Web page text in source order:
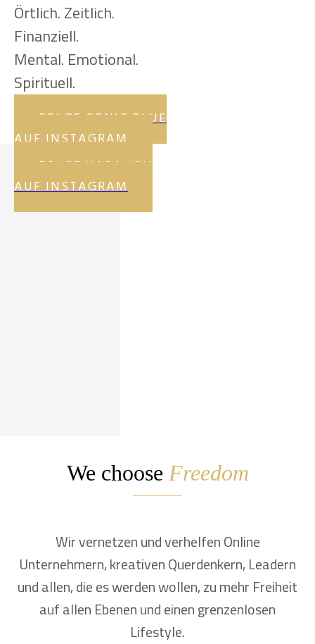
Örtlich. Zeitlich.
Finanziell.
Mental. Emotional.
Spirituell.
FOLGE SONIC BLUE
AUF INSTAGRAM
FOLGE YARA JOY
AUF INSTAGRAM
We choose Freedom
Wir vernetzen und verhelfen Online
Unternehmern, kreativen Querdenkern, Leadern
und allen, die es werden wollen, zu mehr Freiheit
auf allen Ebenen und einen grenzenlosen
Lifestyle.